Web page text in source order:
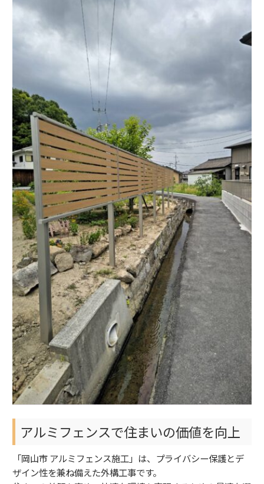
アルミフェンスで住まいの価値を向上
「岡山市 アルミフェンス施工」は、プライバシー保護とデ
ザイン性を兼ね備えた外構工事です。